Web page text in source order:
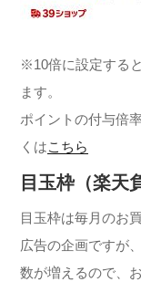
※10倍に設定する
ます。
ポイントの付与倍
くはこちら
目玉枠（楽天
目玉枠は毎月のお
広告の企画ですが
数が増えるので、